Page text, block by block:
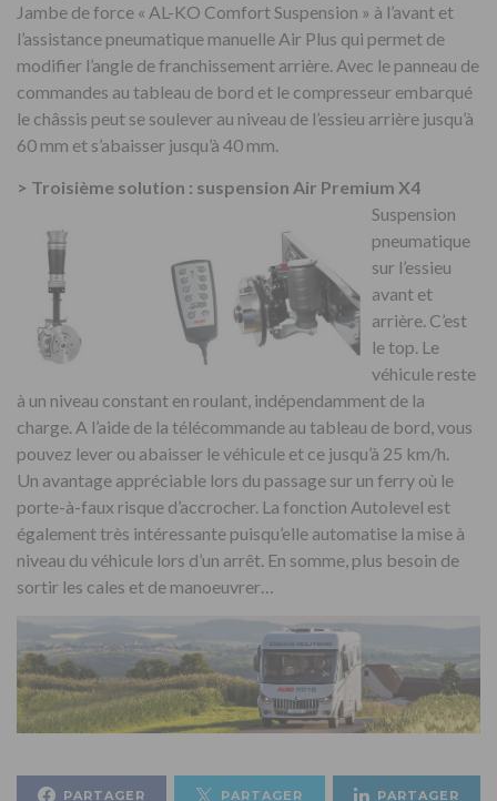
Jambe de force « AL-KO Comfort Suspension » à l’avant et
l’assistance pneumatique manuelle Air Plus qui permet de
modifier l’angle de franchissement arrière. Avec le panneau de
commandes au tableau de bord et le compresseur embarqué
le châssis peut se soulever au niveau de l’essieu arrière jusqu’à
60 mm et s’abaisser jusqu’à 40 mm.
> Troisième solution : suspension Air Premium X4
Suspension
pneumatique
sur l’essieu
avant et
arrière. C’est
le top. Le
véhicule reste
à un niveau constant en roulant, indépendamment de la
charge. A l’aide de la télécommande au tableau de bord, vous
pouvez lever ou abaisser le véhicule et ce jusqu’à 25 km/h.
Un avantage appréciable lors du passage sur un ferry où le
porte-à-faux risque d’accrocher. La fonction Autolevel est
également très intéressante puisqu’elle automatise la mise à
niveau du véhicule lors d’un arrêt. En somme, plus besoin de
sortir les cales et de manoeuvrer…
PARTAGER PARTAGER PARTAGER